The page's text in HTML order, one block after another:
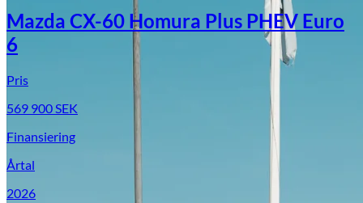
Mazda CX-60 Homura Plus PHEV Euro
6
Pris
569 900 SEK
Finansiering
Årtal
2026